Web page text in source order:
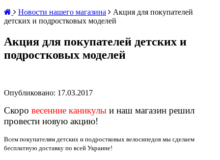
Новости нашего магазина
Акция для покупателей
детских и подростковых моделей
Акция для покупателей детских и
подростковых моделей
Опубликовано: 17.03.2017
Скоро весенние каникулы и наш магазин решил
провести новую акцию!
Всем покупателям детских и подростковых велосипедов мы сделаем
бесплатную доставку по всей Украине!